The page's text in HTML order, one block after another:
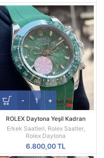
ROLEX Daytona Yeşil Kadran
Silikon Kordon
Erkek Saatleri, Rolex Saatler,
Rolex Daytona
6.800,00TL